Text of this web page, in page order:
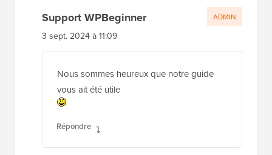
Support WPBeginner
3 sept. 2024 à 11:09
Nous sommes heureux que notre guide
vous ait été utile
Répondre
ADMIN